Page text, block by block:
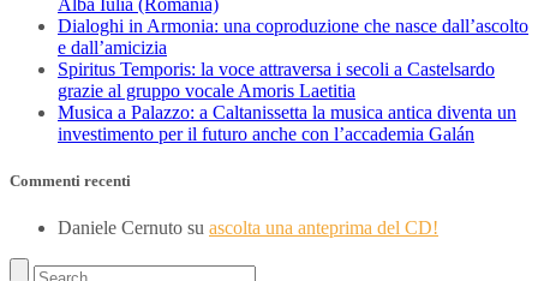
Dialoghi in Armonia: una coproduzione che nasce dall’ascolto
e dall’amicizia
Spiritus Temporis: la voce attraversa i secoli a Castelsardo
grazie al gruppo vocale Amoris Laetitia
Musica a Palazzo: a Caltanissetta la musica antica diventa un
investimento per il futuro anche con l’accademia Galán
Commenti recenti
Daniele Cernuto su ascolta una anteprima del CD!